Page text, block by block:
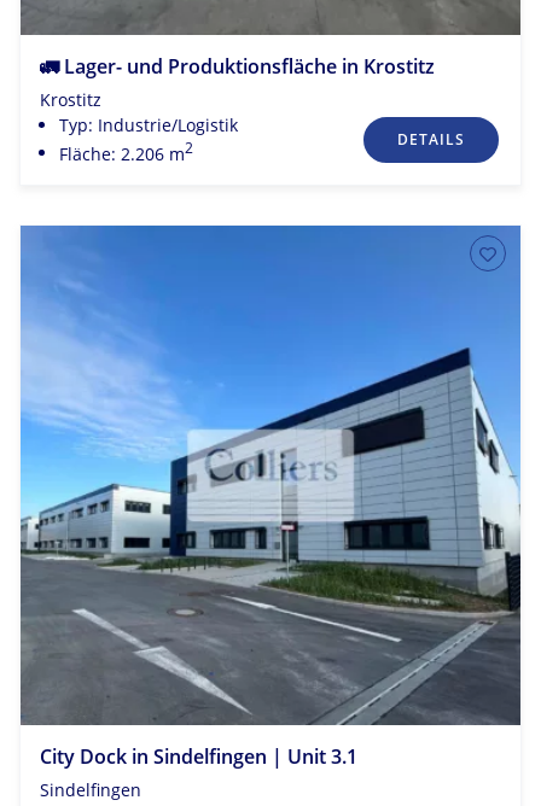
🚛 Lager- und Produktionsfläche in Krostitz
Krostitz
Typ: Industrie/Logistik
Fläche: 2.206 m2 DETAILS
City Dock in Sindelfingen | Unit 3.1
Sindelfingen